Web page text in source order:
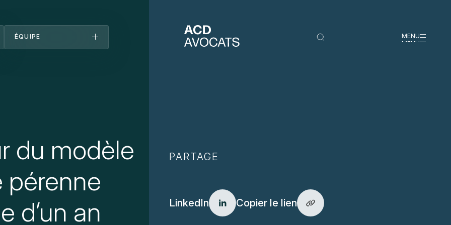
ÉQUIPE
MENU
MENU
du modèle
pérenne
d’un an
PARTAGE
LinkedIn Copier le lien